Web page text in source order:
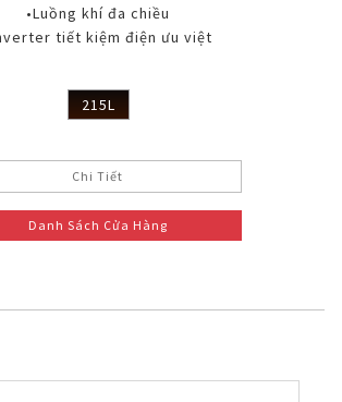
•Luồng khí đa chiều
tiết kiệm điện ưu việt
215L
Chi Tiết
Danh Sách Cửa Hàng